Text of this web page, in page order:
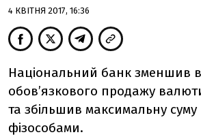
4 КВІТНЯ 2017, 16:36
Національний банк зменшив
обов’язкового продажу
та збільшив максимальну суму
фізособами.